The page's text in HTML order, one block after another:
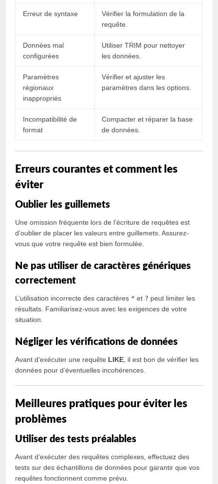
Erreur de syntaxe
Vérifier la formulation de la
requête.
Données mal
configurées
Utiliser TRIM pour nettoyer
les données.
Paramètres
régionaux
inappropriés
Vérifier et ajuster les
paramètres dans les options.
Incompatibilité de
format
Compacter et réparer la base
de données.
Erreurs courantes et comment les
éviter
Oublier les guillemets
Une omission fréquente lors de l’écriture de requêtes est
d’oublier de placer les valeurs entre guillemets. Assurez-
vous que votre requête est bien formulée.
Ne pas utiliser de caractères génériques
correctement
L’utilisation incorrecte des caractères * et ? peut limiter les
résultats. Familiarisez-vous avec les exigences de votre
situation.
Négliger les vérifications de données
Avant d’exécuter une requête LIKE , il est bon de vérifier les
données pour d’éventuelles incohérences.
Meilleures pratiques pour éviter les
problèmes
Utiliser des tests préalables
Avant d’exécuter des requêtes complexes, effectuez des
tests sur des échantillons de données pour garantir que vos
requêtes fonctionnent comme prévu.